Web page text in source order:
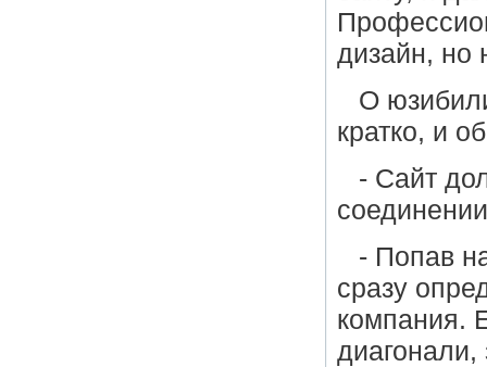
дизайн, но
О
кратко, и
- Сайт
- Попав
сразу
компания.
диагонали,